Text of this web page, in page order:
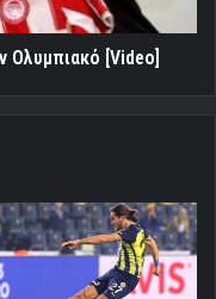
Ολυμπιακό [Video]